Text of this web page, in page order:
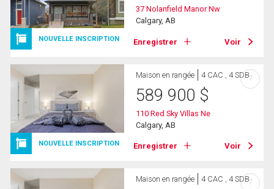
NOUVELLE INSCRIPTION
37 Nolanfield Manor Nw
Calgary, AB
Enregistrer Voir
NOUVELLE INSCRIPTION
Maison en rangée 4 CAC , 4 SDB
589 900 $
110 Red Sky Villas Ne
Calgary, AB
Enregistrer Voir
?
Maison en rangée 4 CAC , 4 SDB?